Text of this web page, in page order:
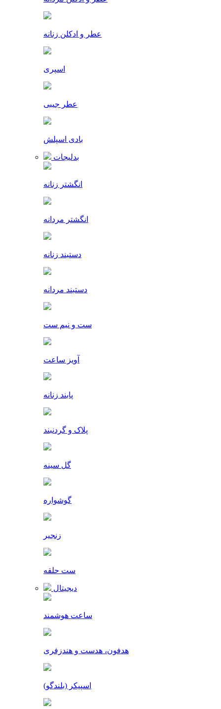
عطر و ادکلن زنانه
اسپری
عطر جیبی
بادی اسپلش
بدلیجات
انگشتر زنانه
انگشتر مردانه
دستبند زنانه
دستبند مردانه
ست و نیم ست
آویز ساعت
پابند زنانه
پلاک و گردنبند
گل سینه
گوشواره
زنجیر
ست حلقه
دیجیتال
ساعت هوشمند
هدفون، هدست و هندزفری
اسپیکر (بلندگو)